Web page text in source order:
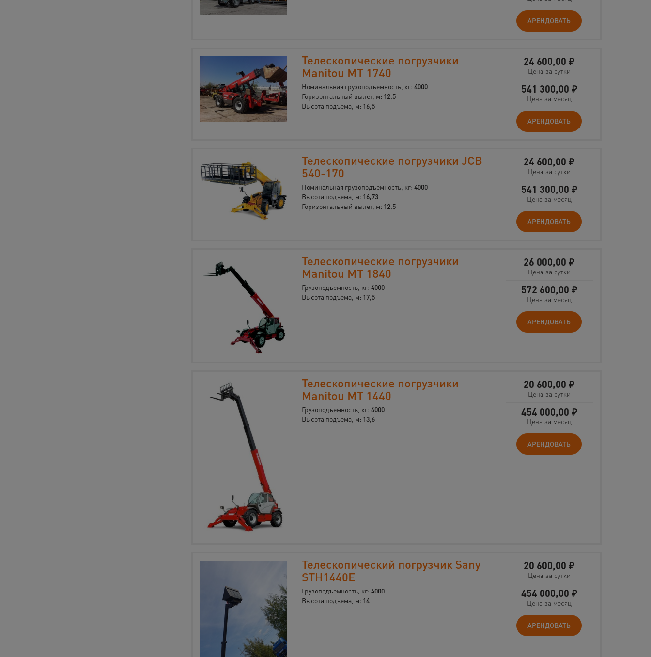
АРЕНДОВАТЬ
Телескопические погрузчики
Manitou МT 1740
Номинальная грузоподъемность, кг: 4000
Горизонтальный вылет, м: 12,5
Высота подъема, м: 16,5
24 600,00 ₽
Цена за сутки
541 300,00 ₽
Цена за месяц
АРЕНДОВАТЬ
Телескопические погрузчики JCB
540-170
Номинальная грузоподъемность, кг: 4000
Высота подъема, м: 16,73
Горизонтальный вылет, м: 12,5
24 600,00 ₽
Цена за сутки
541 300,00 ₽
Цена за месяц
АРЕНДОВАТЬ
Телескопические погрузчики
Manitou MT 1840
Грузоподъемность, кг: 4000
Высота подъема, м: 17,5
26 000,00 ₽
Цена за сутки
572 600,00 ₽
Цена за месяц
АРЕНДОВАТЬ
Телескопические погрузчики
Manitou MT 1440
Грузоподъемность, кг: 4000
Высота подъема, м: 13,6
20 600,00 ₽
Цена за сутки
454 000,00 ₽
Цена за месяц
АРЕНДОВАТЬ
Телескопический погрузчик Sany
STH1440Е
Грузоподъемность, кг: 4000
Высота подъема, м: 14
20 600,00 ₽
Цена за сутки
454 000,00 ₽
Цена за месяц
АРЕНДОВАТЬ